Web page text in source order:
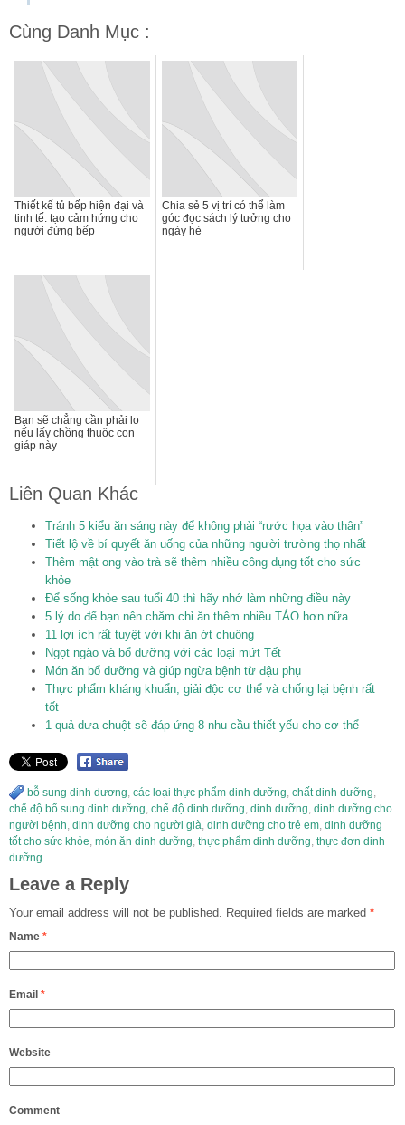
Cùng Danh Mục :
Thiết kế tủ bếp hiện đại và
tinh tế: tạo cảm hứng cho
người đứng bếp
Chia sẻ 5 vị trí có thể làm
góc đọc sách lý tưởng cho
ngày hè
Bạn sẽ chẳng cần phải lo
nếu lấy chồng thuộc con
giáp này
Liên Quan Khác
Tránh 5 kiểu ăn sáng này để không phải “rước họa vào thân”
Tiết lộ về bí quyết ăn uống của những người trường thọ nhất
Thêm mật ong vào trà sẽ thêm nhiều công dụng tốt cho sức
khỏe
Để sống khỏe sau tuổi 40 thì hãy nhớ làm những điều này
5 lý do để bạn nên chăm chỉ ăn thêm nhiều TÁO hơn nữa
11 lợi ích rất tuyệt vời khi ăn ớt chuông
Ngọt ngào và bổ dưỡng với các loại mứt Tết
Món ăn bổ dưỡng và giúp ngừa bệnh từ đậu phụ
Thực phẩm kháng khuẩn, giải độc cơ thể và chống lại bệnh rất
tốt
1 quả dưa chuột sẽ đáp ứng 8 nhu cầu thiết yếu cho cơ thể
bỗ sung dinh dương, các loại thực phẩm dinh dưỡng, chất dinh dưỡng,
chế độ bổ sung dinh dưỡng, chế độ dinh dưỡng, dinh dưỡng, dinh dưỡng cho
người bệnh, dinh dưỡng cho người già, dinh dưỡng cho trẻ em, dinh dưỡng
tốt cho sức khỏe, món ăn dinh dưỡng, thực phẩm dinh dưỡng, thực đơn dinh
dưỡng
Leave a Reply
Your email address will not be published. Required fields are marked *
Name *
Email *
Website
Comment